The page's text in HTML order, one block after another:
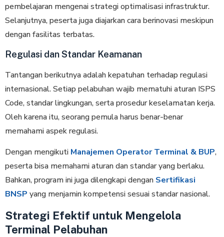
pembelajaran mengenai strategi optimalisasi infrastruktur.
Selanjutnya, peserta juga diajarkan cara berinovasi meskipun
dengan fasilitas terbatas.
Regulasi dan Standar Keamanan
Tantangan berikutnya adalah kepatuhan terhadap regulasi
internasional. Setiap pelabuhan wajib mematuhi aturan ISPS
Code, standar lingkungan, serta prosedur keselamatan kerja.
Oleh karena itu, seorang pemula harus benar-benar
memahami aspek regulasi.
Dengan mengikuti Manajemen Operator Terminal & BUP,
peserta bisa memahami aturan dan standar yang berlaku.
Bahkan, program ini juga dilengkapi dengan Sertifikasi
BNSP yang menjamin kompetensi sesuai standar nasional.
Strategi Efektif untuk Mengelola
Terminal Pelabuhan